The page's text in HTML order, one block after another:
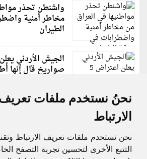
نحنُ نستخدم ملفات
الارتباط
نحن نستخدم ملفات تعريف الارتباط
التتبع الأخرى لتحسين تجربة التصفح
واشنطن تحذر
مخاطر أمنية
الطيران
صواريخ قال إنها